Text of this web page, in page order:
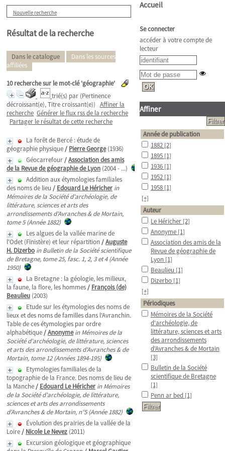
Nouvelle recherche
Résultat de la recherche
Dans le catalogue
Dans les sources
affiliées
10recherche sur le mot-clé'géographie'
trié(s) par (Pertinence
décroissant(e), Titre croissant(e)) Affiner la
recherche Générer le flux rss de la recherche
Partager le résultat de cette recherche
La forêt de Bercé : étude de
géographie physique/ Pierre George(1936)
Géocarrefour/Association des amis
de la Revue de géographie de Lyon (2004 - ...)
Addition aux étymologies familiales
des noms de lieu / Edouard Le Héricher in
Mémoires de la Société d'archéologie, de
littérature, sciences et arts des
arrondissements d'Avranches & de Mortain,
tome 5 (Année 1882)
Les algues de la vallée marine de
l'Odet (Finistère) et leur répartition /Auguste
H. Dizerbo in Bulletin de la Société scientifique
de Bretagne, tome 25, fasc. 1, 2, 3 et 4 (Année
1950)
La Bretagne : la géologie, les milieux,
la faune, la flore, les hommes/ François (de)
Beaulieu (2003)
Etude sur les étymologies des noms de
lieux et des noms de familles dans l'Avranchin.
Table de ces étymologies par ordre
alphabétique/Anonyme in Mémoires de la
Société d'archéologie, de littérature, sciences
et arts des arrondissements d'Avranches & de
Mortain, tome 12 (Années 1894-195)
Etymologies familiales de la
topographie de la France. Des noms de lieu de
la Manche/ Edouard Le Héricher in Mémoires
de la Société d'archéologie, de littérature,
sciences et arts des arrondissements
d'Avranches & de Mortain, n°5 (Année 1882)
Évolution des prairies de la vallée de la
Loire/ Nicole Le Nevez (2011)
Excursion géologique et géographique
Accueil
Se connecter
accéder à votre compte de
lecteur
Affiner
Année de publication
1882 [2]
1895 [1]
1936 [1]
1952 [1]
1958 [1]
[+]
Auteur
Le Héricher [2]
Anonyme [1]
Association des amis de la
Revue de géographie de
Lyon [1]
Beaulieu [1]
Dizerbo [1]
[+]
Périodiques
Mémoires de la Société
d'archéologie, de
littérature, sciences et arts
des arrondissements
d'Avranches & de Mortain
[3]
Bulletin de la Société
scientifique de Bretagne
[1]
Penn ar bed [1]